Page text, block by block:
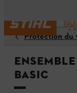
Protection du
Basic